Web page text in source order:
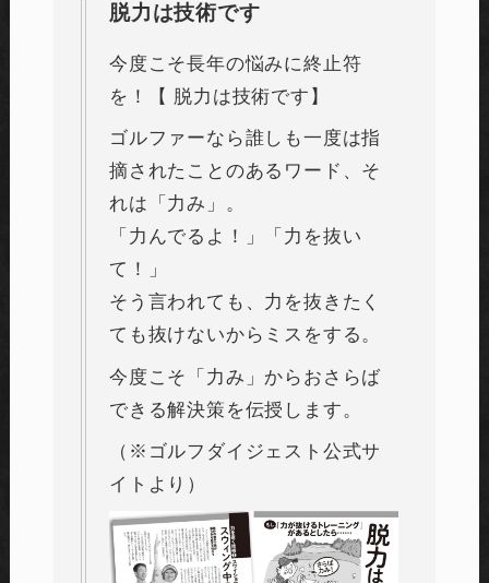
脱力は技術です
今度こそ長年の悩みに終止符
を！【 脱力は技術です】
ゴルファーなら誰しも一度は指
摘されたことのあるワード、そ
れは「力み」。
「力んでるよ！」「力を抜い
て！」
そう言われても、力を抜きたく
ても抜けないからミスをする。
今度こそ「力み」からおさらば
できる解決策を伝授します。
（※ゴルフダイジェスト公式サ
イトより）